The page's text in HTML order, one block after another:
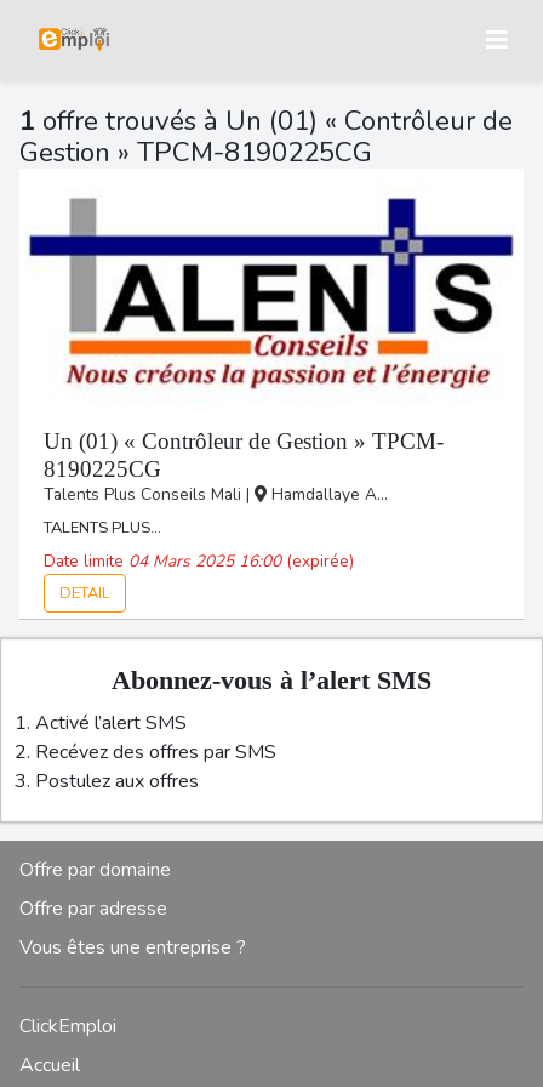
1 offre trouvés à Un (01) « Contrôleur de
Gestion » TPCM-8190225CG
Un (01) « Contrôleur de Gestion » TPCM-
8190225CG
Talents Plus Conseils Mali | Hamdallaye A...
TALENTS PLUS...
Date limite 04 Mars 2025 16:00 (expirée)
DETAIL
Abonnez-vous à l’alert SMS
Activé l’alert SMS
Recévez des offres par SMS
Postulez aux offres
Offre par domaine
Offre par adresse
Vous êtes une entreprise ?
ClickEmploi
Accueil